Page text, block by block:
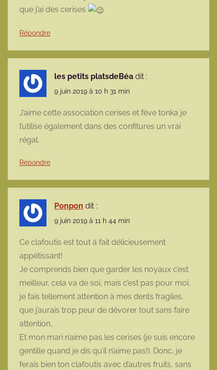
que j’ai des cerises
Répondre
les petits platsdeBéa dit :
9 juin 2019 à 10 h 31 min
J’aime cette association cerises et fève tonka je
l’utilise également dans des confitures un vrai
régal.
Répondre
Ponpon dit :
9 juin 2019 à 11 h 44 min
Ce clafoutis est tout à fait délicieusement
appétissant!
Je comprends bien que garder les noyaux c’est
meilleur, cela va de soi, mais c’est pas pour moi,
je fais tellement attention à mes dents fragiles,
que j’aurais trop peur de dévorer tout sans faire
attention..
Et mon mari n’aime pas les cerises (je suis encore
gentille quand je dis qu’il n’aime pas!). Donc, je
ferais bien ton clafoutis avec d’autres fruits, sans